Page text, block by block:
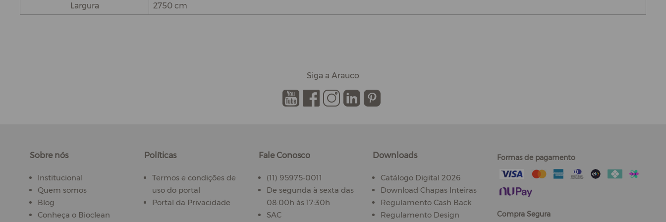
Largura
2750 cm
Siga a Arauco
. . . . .
Sobre nós
Institucional
Quem somos
Blog
Conheça o Bioclean
Políticas
Termos e condições de
uso do portal
Portal da Privacidade
Fale Conosco
(11) 95975-0011
De segunda à sexta das
08:00h às 17:30h
SAC
Downloads
Catálogo Digital 2026
Download Chapas Inteiras
Regulamento Cash Back
Regulamento Design
Formas de pagamento
Compra Segura